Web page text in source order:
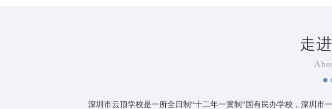
走
深圳市云顶学校是一所全日制“十二年一贯制”国有民办学校，深圳